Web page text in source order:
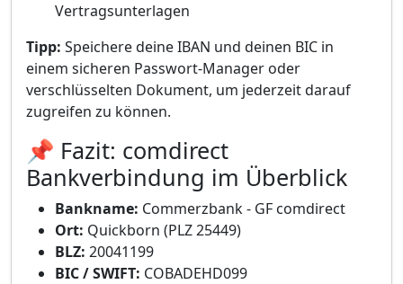
Vertragsunterlagen
Tipp: Speichere deine IBAN und deinen BIC in
einem sicheren Passwort-Manager oder
verschlüsselten Dokument, um jederzeit darauf
zugreifen zu können.
📌 Fazit: comdirect
Bankverbindung im Überblick
Bankname: Commerzbank - GF comdirect
Ort: Quickborn (PLZ 25449)
BLZ: 20041199
BIC / SWIFT: COBADEHD099